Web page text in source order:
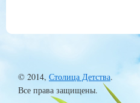
© 2014, Столица Детства.
Все права защищены.